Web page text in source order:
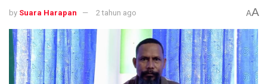
by Suara Harapan 2 tahun ago AA